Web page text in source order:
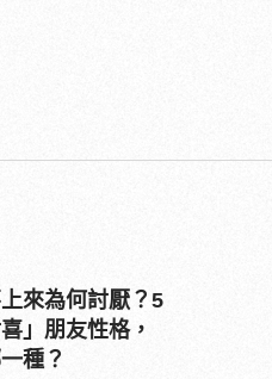
來為何討厭？5
」朋友性格，
種？